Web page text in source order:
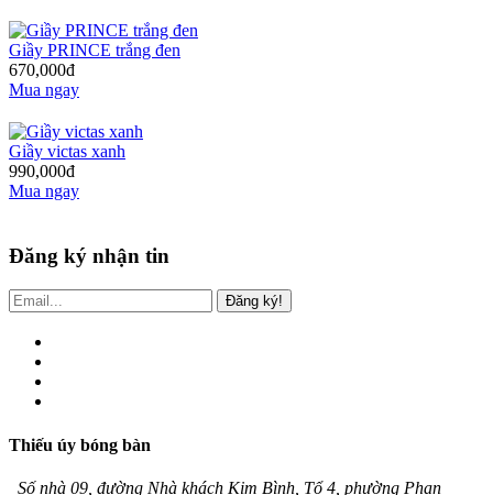
Giầy PRINCE trắng đen
670,000đ
Mua ngay
Giầy victas xanh
990,000đ
Mua ngay
Đăng ký nhận tin
Đăng ký!
Thiếu úy bóng bàn
Số nhà 09, đường Nhà khách Kim Bình, Tổ 4, phường Phan